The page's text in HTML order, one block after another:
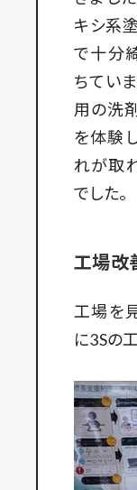
キシ系
で十分
ちてい
用の洗
を体験
れが取
でした。
工場改
工場を
に3Sの